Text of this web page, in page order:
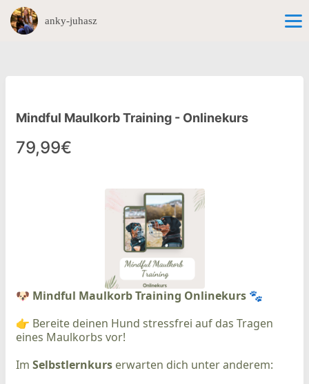
anky-juhasz
Mindful Maulkorb Training - Onlinekurs
79,99€
🐶 Mindful Maulkorb Training Onlinekurs 🐾
👉 Bereite deinen Hund stressfrei auf das Tragen
eines Maulkorbs vor!
Im Selbstlernkurs erwarten dich unter anderem: